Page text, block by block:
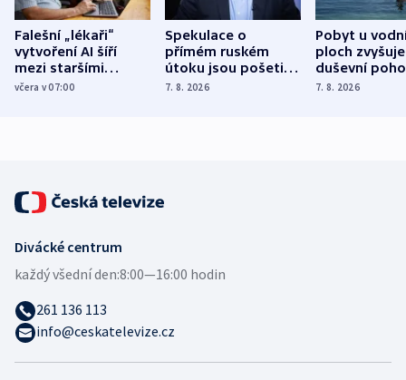
Falešní „lékaři“
vytvoření AI šíří
mezi staršími
Poláky nebezpečné
včera v 07:00
Spekulace o
přímém ruském
útoku jsou pošetilé,
míní estonský
7. 8. 2026
Pobyt u
ploch zvyšuje
duševní
ukázala
7. 8. 2026
Divácké centrum
každý všední den:8:00—16:00 hodin
261 136 113
info@ceskatelevize.cz